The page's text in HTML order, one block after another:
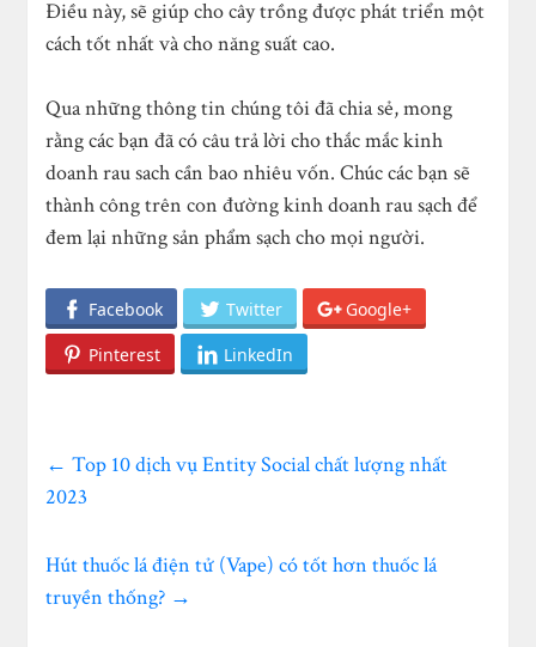
Điều này, sẽ giúp cho cây trồng được phát triển một
cách tốt nhất và cho năng suất cao.
Qua những thông tin chúng tôi đã chia sẻ, mong
rằng các bạn đã có câu trả lời cho thắc mắc kinh
doanh rau sach cần bao nhiêu vốn. Chúc các bạn sẽ
thành công trên con đường kinh doanh rau sạch để
đem lại những sản phẩm sạch cho mọi người.
Facebook Twitter
Google+
Pinterest
LinkedIn
← Top 10 dịch vụ Entity Social chất lượng nhất
2023
Hút thuốc lá điện tử (Vape) có tốt hơn thuốc lá
truyền thống? →